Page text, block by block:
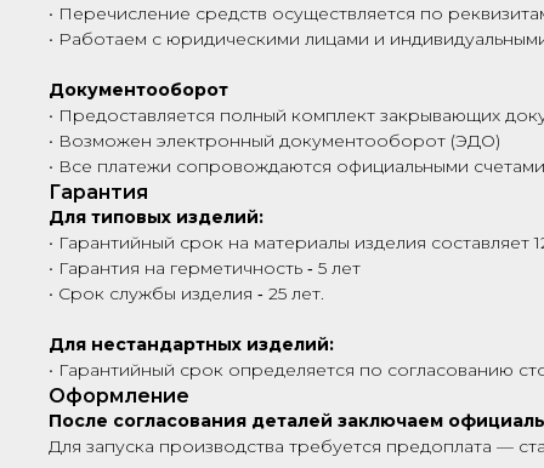
• Перечисление средств осуществляется по
• Работаем с юридическими лицами и
Документооборот
• Предоставляется полный комплект закрывающих
• Возможен электронный документооборот (ЭДО)
• Все платежи сопровождаются официальными
Гарантия
Для типовых изделий:
• Гарантийный срок на материалы изделия составляет
• Гарантия на герметичность ‑ 5 лет
• Срок службы изделия ‑ 25 лет.
Для нестандартных изделий:
• Гарантийный срок определяется по согласованию
Оформление
После согласования деталей заключаем
Для запуска производства требуется предоплата —